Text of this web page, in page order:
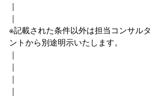
｜
｜
※記載された条件以外は担当コンサルタ
ントから別途明示いたします。
｜
｜
｜
｜